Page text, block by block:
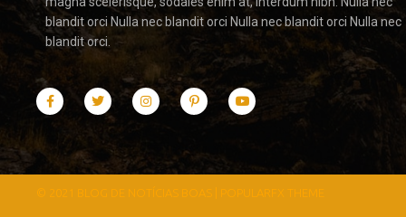
blandit orci Nulla nec blandit orci Nulla nec blandit orci Nulla nec
blandit orci.
© 2021 BLOG DE NOTÍCIAS BOAS | POPULARFX THEME